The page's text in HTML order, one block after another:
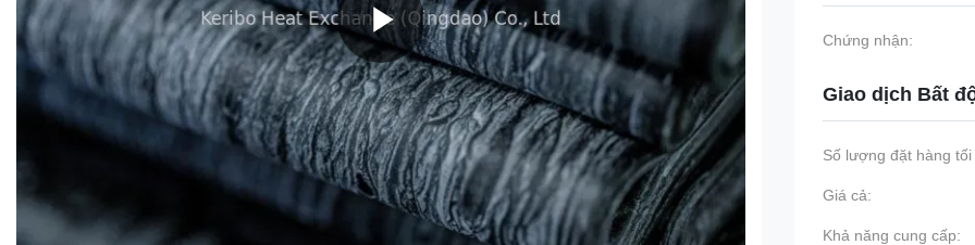
Chứng nhận:
Giao dịch Bất
Số lượng đặt hàng
Giá cả:
Khả năng cung cấp: